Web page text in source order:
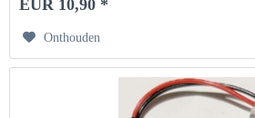
EUR 10,90 *
Onthouden